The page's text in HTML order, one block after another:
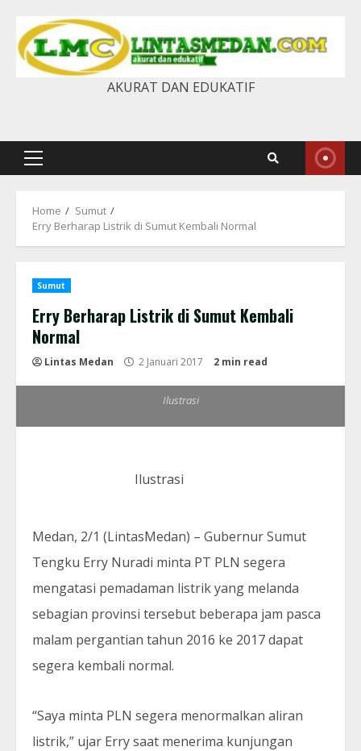
content
AKURAT DAN EDUKATIF
Primary
Home
Sumut
Erry Berharap Listrik di Sumut Kembali Normal
Sumut
Erry Berharap Listrik di Sumut Kembali
Normal
Lintas Medan 2 Januari 2017 2 min read
Ilustrasi
Ilustrasi
Medan, 2/1 (LintasMedan) – Gubernur Sumut
Tengku Erry Nuradi minta PT PLN segera
mengatasi pemadaman listrik yang melanda
sebagian provinsi tersebut beberapa jam pasca
malam pergantian tahun 2016 ke 2017 dapat
segera kembali normal.
“Saya minta PLN segera menormalkan aliran
listrik,” ujar Erry saat menerima kunjungan